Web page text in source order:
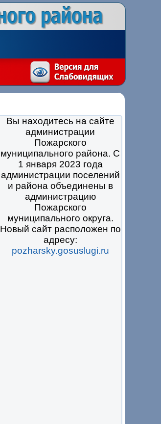
Вы находитесь на сайте
администрации
Пожарского
муниципального района. С
1 января 2023 года
администрации поселений
и района объединены в
администрацию
Пожарского
муниципального округа.
Новый сайт расположен по
адресу:
pozharsky.gosuslugi.ru